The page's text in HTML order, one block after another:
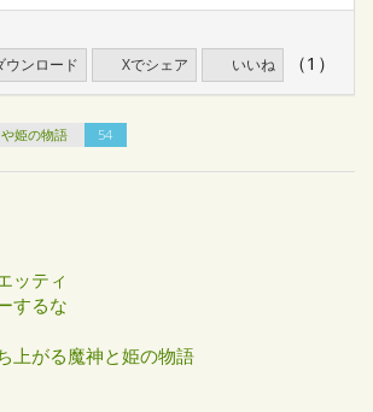
ウンロード Xでシェア いいね （1）
姫の物語 54
ッティ
するな
上がる魔神と姫の物語